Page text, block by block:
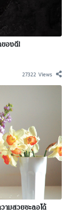
ของดี!
27322 Views
ามสวยชะลอได้